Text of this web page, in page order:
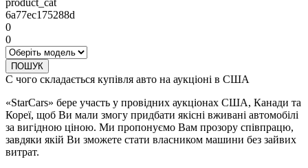
6a77ec175288d
0
0
ПОШУК
С чого складається купівля авто на аукціоні в США
«StarCars» бере участь у провідних аукціонах США, Канади та
Кореї, щоб Ви мали змогу придбати якісні вживані автомобілі
за вигідною ціною. Ми пропонуємо Вам прозору співпрацю,
завдяки якій Ви зможете стати власником машини без зайвих
витрат.